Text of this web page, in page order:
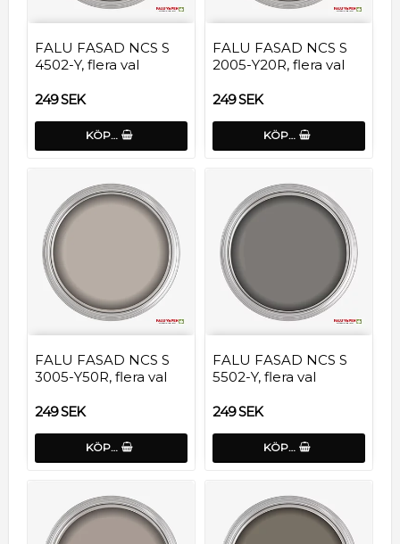
FALU FASAD NCS S
4502-Y, flera val
249 SEK
KÖP…
FALU FASAD NCS S
2005-Y20R, flera val
249 SEK
KÖP…
FALU FASAD NCS S
3005-Y50R, flera val
249 SEK
KÖP…
FALU FASAD NCS S
5502-Y, flera val
249 SEK
KÖP…